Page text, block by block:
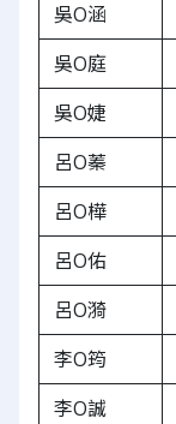
吳O涵
吳O庭
吳O婕
呂O蓁
呂O樺
呂O佑
呂O漪
李O筠
李O誠